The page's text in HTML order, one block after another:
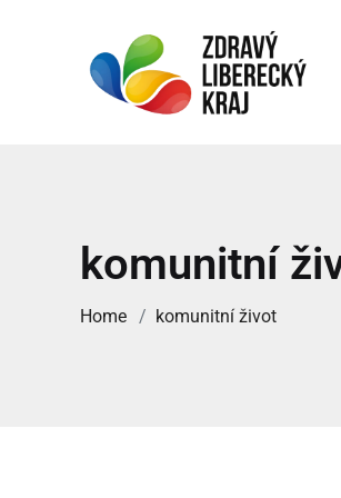
komunitní
Home komunitní život